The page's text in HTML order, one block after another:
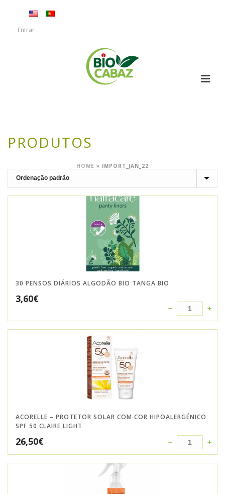
Entrar
PRODUTOS
HOME » IMPORT_JAN_22
30 PENSOS DIÁRIOS ALGODÃO BIO TANGA BIO
3,60€
ACORELLE – PROTETOR SOLAR COM COR HIPOALERGÉNICO
SPF 50 CLAIRE LIGHT
26,50€